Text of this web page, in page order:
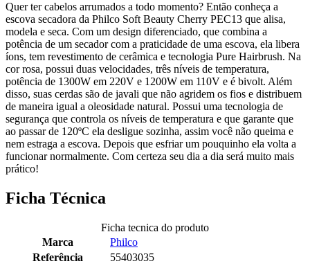
Quer ter cabelos arrumados a todo momento? Então conheça a
escova secadora da Philco Soft Beauty Cherry PEC13 que alisa,
modela e seca. Com um design diferenciado, que combina a
potência de um secador com a praticidade de uma escova, ela libera
íons, tem revestimento de cerâmica e tecnologia Pure Hairbrush. Na
cor rosa, possui duas velocidades, três níveis de temperatura,
potência de 1300W em 220V e 1200W em 110V e é bivolt. Além
disso, suas cerdas são de javali que não agridem os fios e distribuem
de maneira igual a oleosidade natural. Possui uma tecnologia de
segurança que controla os níveis de temperatura e que garante que
ao passar de 120ºC ela desligue sozinha, assim você não queima e
nem estraga a escova. Depois que esfriar um pouquinho ela volta a
funcionar normalmente. Com certeza seu dia a dia será muito mais
prático!
Ficha Técnica
Ficha tecnica do produto
Marca
Philco
Referência
55403035